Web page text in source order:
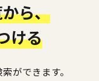
ら、
ける
ができます。